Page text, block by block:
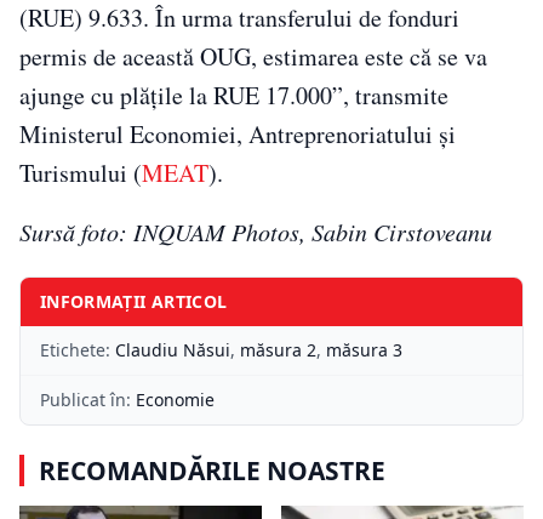
(RUE) 9.633. În urma transferului de fonduri
permis de această OUG, estimarea este că se va
ajunge cu plăţile la RUE 17.000”, transmite
Ministerul Economiei, Antreprenoriatului și
Turismului (MEAT).
Sursă foto: INQUAM Photos, Sabin Cirstoveanu
INFORMAȚII ARTICOL
Etichete: Claudiu Năsui, măsura 2, măsura 3
Publicat în: Economie
RECOMANDĂRILE NOASTRE